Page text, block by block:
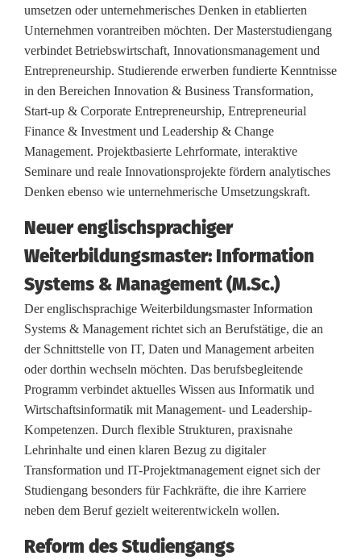
e
r
O
T
H
i
n
A
m
b
e
r
g
u
n
d
W
e
umsetzen oder unternehmerisches Denken in etablierten
Unternehmen vorantreiben möchten. Der Masterstudiengang
verbindet Betriebswirtschaft, Innovationsmanagement und
Entrepreneurship. Studierende erwerben fundierte Kenntnisse
in den Bereichen Innovation & Business Transformation,
Start-up & Corporate Entrepreneurship, Entrepreneurial
Finance & Investment und Leadership & Change
Management. Projektbasierte Lehrformate, interaktive
Seminare und reale Innovationsprojekte fördern analytisches
Denken ebenso wie unternehmerische Umsetzungskraft.
Neuer englischsprachiger
Weiterbildungsmaster: Information
Systems & Management (M.Sc.)
Der englischsprachige Weiterbildungsmaster Information
Systems & Management richtet sich an Berufstätige, die an
der Schnittstelle von IT, Daten und Management arbeiten
oder dorthin wechseln möchten. Das berufsbegleitende
Programm verbindet aktuelles Wissen aus Informatik und
Wirtschaftsinformatik mit Management- und Leadership-
Kompetenzen. Durch flexible Strukturen, praxisnahe
Lehrinhalte und einen klaren Bezug zu digitaler
Transformation und IT-Projektmanagement eignet sich der
Studiengang besonders für Fachkräfte, die ihre Karriere
neben dem Beruf gezielt weiterentwickeln wollen.
Reform des Studiengangs